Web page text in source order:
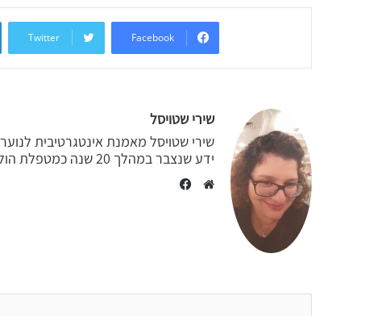
Facebook
Twitter
שירי שטויסל
שירי שטויסל מאמנת אינטגרטיבית
ידע שנצבר במהלך 20 שנה כמטפלת הוליסטית, סדנאות שונות וחוויות אישיות.